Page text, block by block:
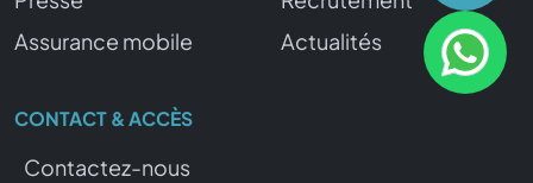
Assurance mobile
Actualités
CONTACT & ACCÈS
Contactez-nous